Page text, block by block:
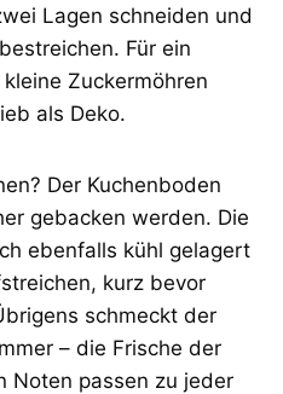
Lagen schneiden und
Für ein
Zuckermöhren
als Deko.
Der Kuchenboden
gebacken werden. Die
ebenfalls kühl gelagert
kurz bevor
schmeckt der
– die Frische der
Noten passen zu jeder